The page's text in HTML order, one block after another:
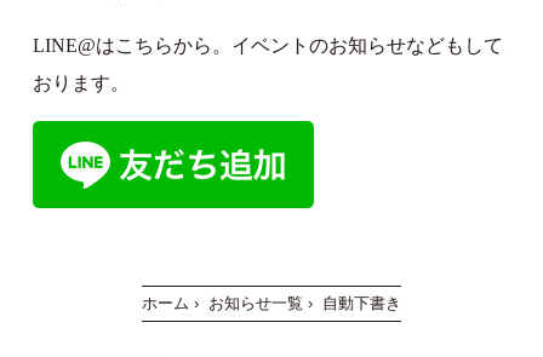
LINE@はこちらから。イベントのお知らせなどもして
おります。
ホーム › お知らせ一覧 › 自動下書き